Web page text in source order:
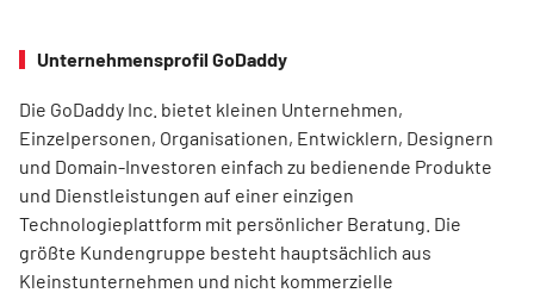
Unternehmensprofil GoDaddy
Die GoDaddy Inc. bietet kleinen Unternehmen,
Einzelpersonen, Organisationen, Entwicklern, Designern
und Domain-Investoren einfach zu bedienende Produkte
und Dienstleistungen auf einer einzigen
Technologieplattform mit persönlicher Beratung. Die
größte Kundengruppe besteht hauptsächlich aus
Kleinstunternehmen und nicht kommerzielle